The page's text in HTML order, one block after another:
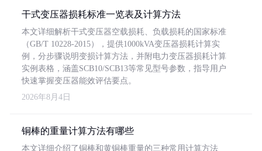
干式变压器损耗标准一览表及计算方法
本文详细解析干式变压器空载损耗、负载损耗的国家标准
（GB/T 10228-2015），提供1000kVA变压器损耗计算实
例，分步骤说明变损计算方法，并附电力变压器损耗计算
实例表格，涵盖SCB10/SCB13等常见型号参数，指导用户
快速掌握变压器能效评估要点。
2026年8月4日
铜棒的重量计算方法有哪些
本文详细介绍了铜棒和黄铜棒重量的三种常用计算方法